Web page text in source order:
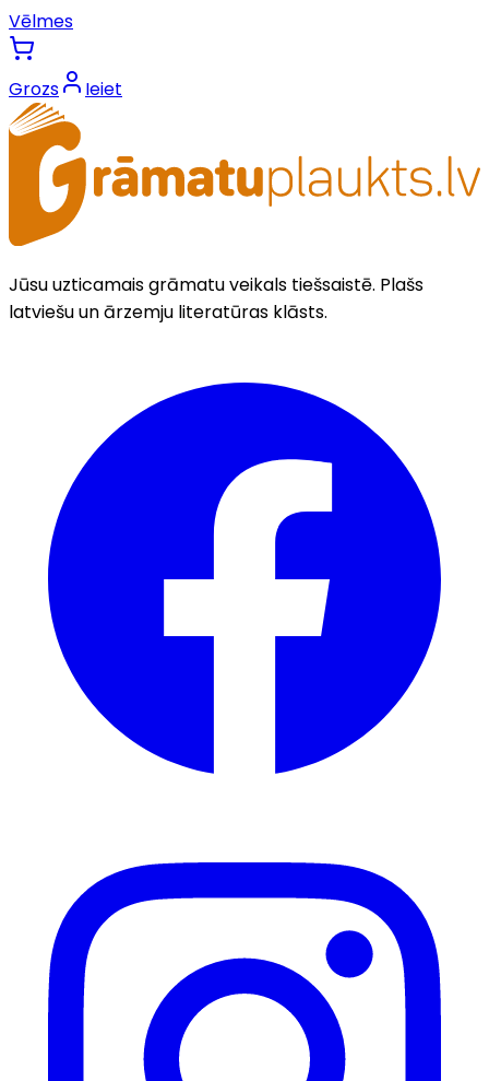
Vēlmes
Grozs Ieiet
Jūsu uzticamais grāmatu veikals tiešsaistē. Plašs
latviešu un ārzemju literatūras klāsts.